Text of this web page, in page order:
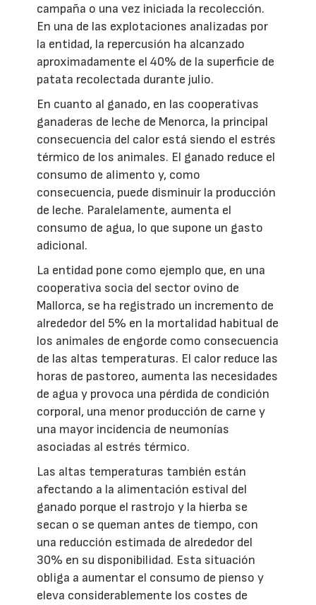
campaña o una vez iniciada la recolección.
En una de las explotaciones analizadas por
la entidad, la repercusión ha alcanzado
aproximadamente el 40% de la superficie de
patata recolectada durante julio.
En cuanto al ganado, en las cooperativas
ganaderas de leche de Menorca, la principal
consecuencia del calor está siendo el estrés
térmico de los animales. El ganado reduce el
consumo de alimento y, como
consecuencia, puede disminuir la producción
de leche. Paralelamente, aumenta el
consumo de agua, lo que supone un gasto
adicional.
La entidad pone como ejemplo que, en una
cooperativa socia del sector ovino de
Mallorca, se ha registrado un incremento de
alrededor del 5% en la mortalidad habitual de
los animales de engorde como consecuencia
de las altas temperaturas. El calor reduce las
horas de pastoreo, aumenta las necesidades
de agua y provoca una pérdida de condición
corporal, una menor producción de carne y
una mayor incidencia de neumonías
asociadas al estrés térmico.
Las altas temperaturas también están
afectando a la alimentación estival del
ganado porque el rastrojo y la hierba se
secan o se queman antes de tiempo, con
una reducción estimada de alrededor del
30% en su disponibilidad. Esta situación
obliga a aumentar el consumo de pienso y
eleva considerablemente los costes de